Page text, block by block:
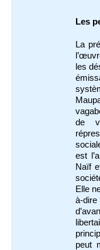
Les
La
les
de
est
Naïf
Elle
à-
peut